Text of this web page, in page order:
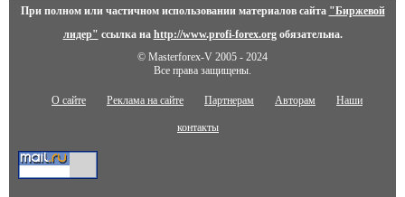
При полном или частичном использовании материалов сайта "Биржевой
лидер" ссылка на http://www.profi-forex.orgобязательна.
© Masterforex-V 2005 - 2024
Все права защищены.
О сайте Реклама на сайте Партнерам Авторам Наши
контакты